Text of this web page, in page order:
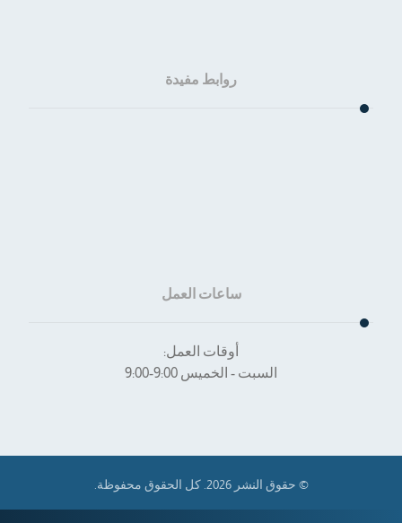
روابط مفيدة
ساعات العمل
أوقات العمل:
السبت - الخميس 9:00-9:00
© حقوق النشر 2026. كل الحقوق محفوظة.